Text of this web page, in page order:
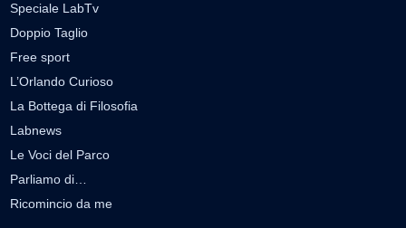
Speciale LabTv
Doppio Taglio
Free sport
L’Orlando Curioso
La Bottega di Filosofia
Labnews
Le Voci del Parco
Parliamo di…
Ricomincio da me